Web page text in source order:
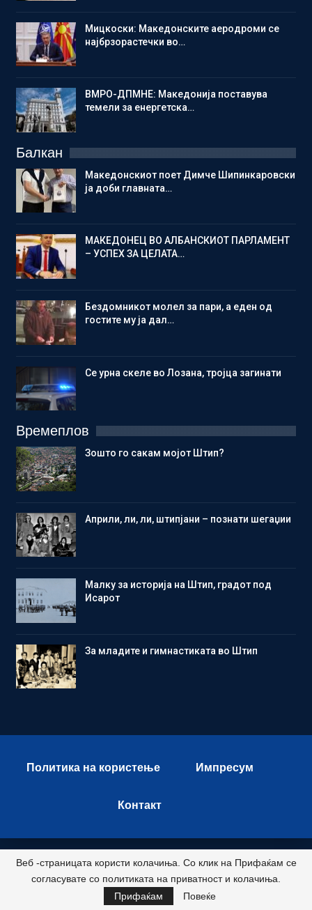
Мицкоски: Македонските аеродроми се
најбрзорастечки во…
ВМРО-ДПМНЕ: Македонија поставува
темели за енергетска…
Балкан
Македонскиот поет Димче Шипинкаровски
ја доби главната…
МАКЕДОНЕЦ ВО АЛБАНСКИОТ ПАРЛАМЕНТ
– УСПЕХ ЗА ЦЕЛАТА…
Бездомникот молел за пари, а еден од
гостите му ја дал…
Се урна скеле во Лозана, тројца загинати
Времеплов
Зошто го сакам мојот Штип?
Aприли, ли, ли, штипјани – познати шегаџии
Малку за историја на Штип, градот под
Исарот
Зa младите и гимнастиката во Штип
Политика на користење Импресум
Контакт
© 2026 - Istok Press. All Rights Reserved.
Развиено и хостирано од
Веб -страницата користи колачиња. Со клик на Прифаќам се
согласувате со политиката на приватност и колачиња.
Прифаќам
Повеќе